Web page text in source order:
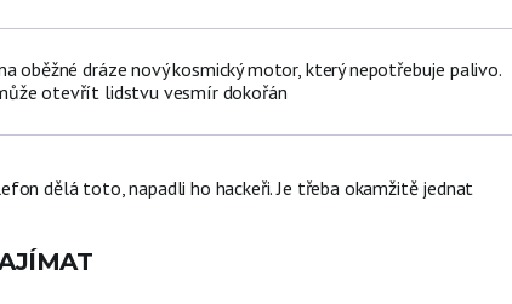
oběžné dráze nový kosmický motor, který nepotřebuje palivo.
otevřít lidstvu vesmír dokořán
dělá toto, napadli ho hackeři. Je třeba okamžitě jednat